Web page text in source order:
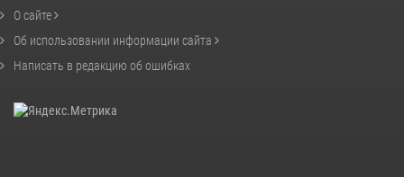
О сайте
Об использовании информации сайта
Написать в редакцию об ошибках